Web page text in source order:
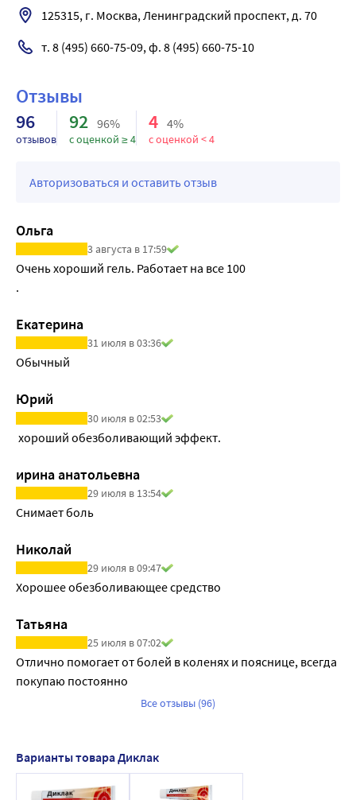
125315, г. Москва, Ленинградский проспект, д. 70
т. 8 (495) 660-75-09, ф. 8 (495) 660-75-10
Отзывы
96
отзывов
92 96%
с оценкой ≥ 4
4 4%
с оценкой < 4
Авторизоваться и оставить отзыв
Ольга
3 августа в 17:59
Очень хороший гель. Работает на все 100
.
Екатерина
31 июля в 03:36
Обычный
Юрий
30 июля в 02:53
хороший обезболивающий эффект.
ирина анатольевна
29 июля в 13:54
Снимает боль
Николай
29 июля в 09:47
Хорошее обезболивающее средство
Татьяна
25 июля в 07:02
Отлично помогает от болей в коленях и пояснице, всегда
покупаю постоянно
Все отзывы (96)
Варианты товара Диклак